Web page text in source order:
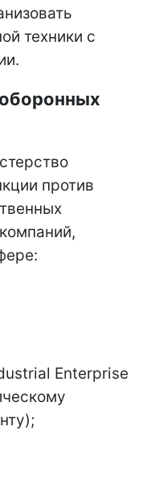
техники с
против
Enterprise